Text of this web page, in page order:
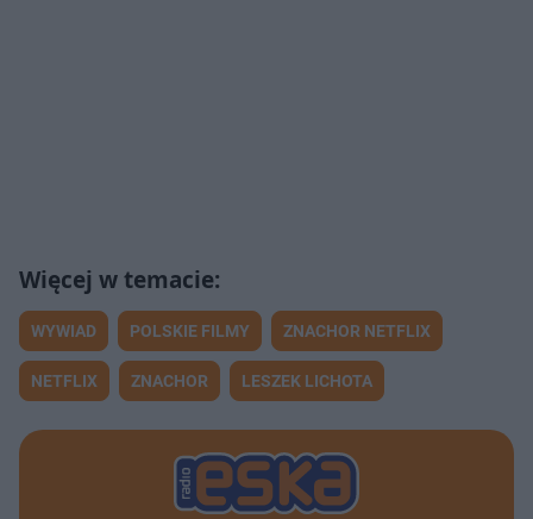
WYWIAD POLSKIE FILMY ZNACHOR NETFLIX
NETFLIX ZNACHOR LESZEK LICHOTA